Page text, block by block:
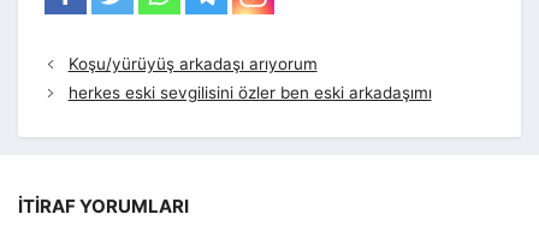
Koşu/yürüyüş arkadaşı arıyorum
herkes eski sevgilisini özler ben eski arkadaşımı
İTIRAF YORUMLARI